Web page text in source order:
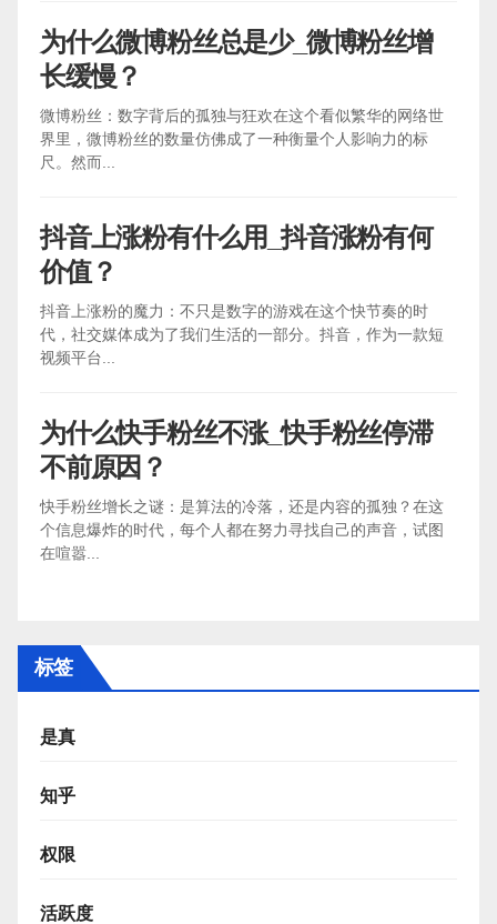
为什么微博粉丝总是少_微博粉丝增
长缓慢？
微博粉丝：数字背后的孤独与狂欢在这个看似繁华的网络世
界里，微博粉丝的数量仿佛成了一种衡量个人影响力的标
尺。然而...
抖音上涨粉有什么用_抖音涨粉有何
价值？
抖音上涨粉的魔力：不只是数字的游戏在这个快节奏的时
代，社交媒体成为了我们生活的一部分。抖音，作为一款短
视频平台...
为什么快手粉丝不涨_快手粉丝停滞
不前原因？
快手粉丝增长之谜：是算法的冷落，还是内容的孤独？在这
个信息爆炸的时代，每个人都在努力寻找自己的声音，试图
在喧嚣...
标签
是真
知乎
权限
活跃度